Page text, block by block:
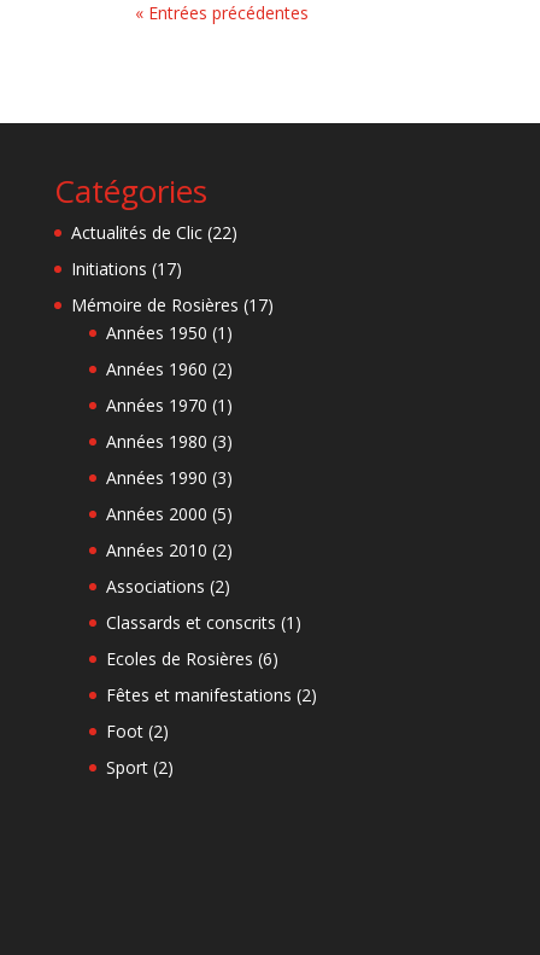
« Entrées précédentes
Catégories
Actualités de Clic(22)
Initiations (17)
Mémoire de Rosières (17)
Années 1950 (1)
Années 1960 (2)
Années 1970 (1)
Années 1980 (3)
Années 1990 (3)
Années 2000 (5)
Années 2010 (2)
Associations (2)
Classards et conscrits (1)
Ecoles de Rosières (6)
Fêtes et manifestations (2)
Foot(2)
Sport(2)